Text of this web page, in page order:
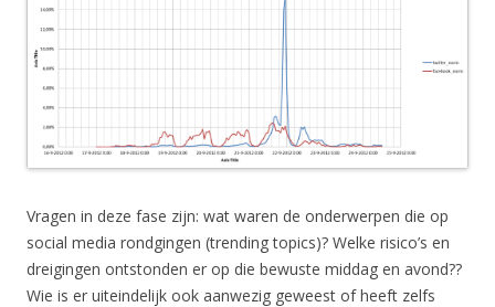
Vragen in deze fase zijn: wat waren de onderwerpen die op
social media rondgingen (trending topics)? Welke risico’s en
dreigingen ontstonden er op die bewuste middag en avond??
Wie is er uiteindelijk ook aanwezig geweest of heeft zelfs